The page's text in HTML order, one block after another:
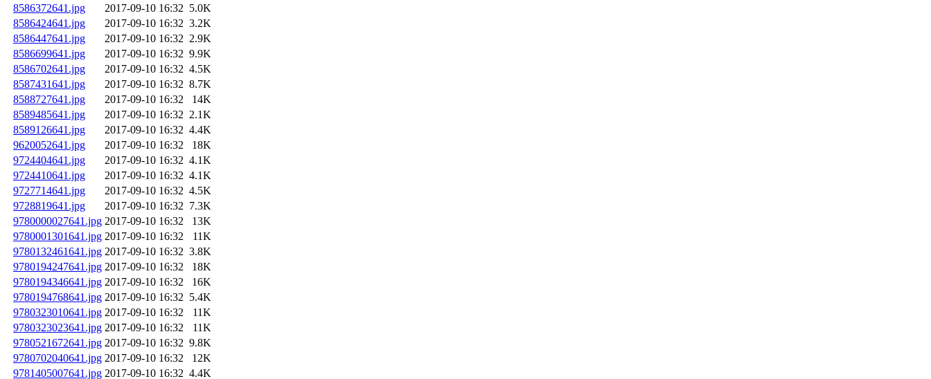
8586372641.jpg
2017-09-10 16:32 5.0K
8586424641.jpg
2017-09-10 16:32 3.2K
8586447641.jpg
2017-09-10 16:32 2.9K
8586699641.jpg
2017-09-10 16:32 9.9K
8586702641.jpg
2017-09-10 16:32 4.5K
8587431641.jpg
2017-09-10 16:32 8.7K
8588727641.jpg
2017-09-10 16:32
14K
8589485641.jpg
2017-09-10 16:32 2.1K
8589126641.jpg
2017-09-10 16:32 4.4K
9620052641.jpg
2017-09-10 16:32
18K
9724404641.jpg
2017-09-10 16:32 4.1K
9724410641.jpg
2017-09-10 16:32 4.1K
9727714641.jpg
2017-09-10 16:32 4.5K
9728819641.jpg
2017-09-10 16:32 7.3K
9780000027641.jpg 2017-09-10 16:32
13K
9780001301641.jpg 2017-09-10 16:32
11K
9780132461641.jpg 2017-09-10 16:32 3.8K
9780194247641.jpg 2017-09-10 16:32
18K
9780194346641.jpg 2017-09-10 16:32
16K
9780194768641.jpg 2017-09-10 16:32 5.4K
9780323010641.jpg 2017-09-10 16:32
11K
9780323023641.jpg 2017-09-10 16:32
11K
9780521672641.jpg 2017-09-10 16:32 9.8K
9780702040641.jpg 2017-09-10 16:32
12K
9781405007641.jpg 2017-09-10 16:32 4.4K